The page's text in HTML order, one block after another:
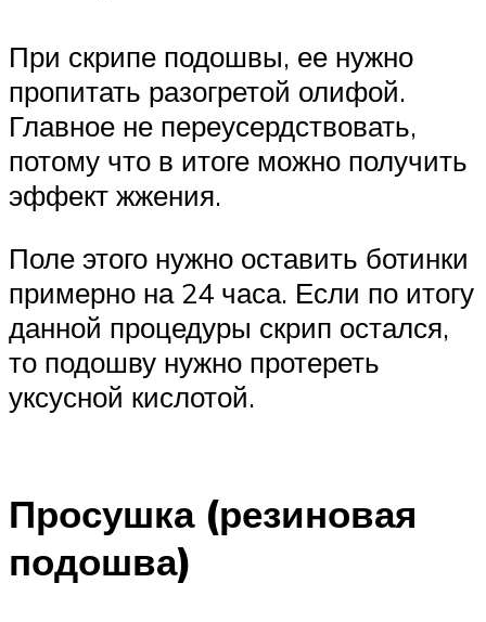
При скрипе подошвы, ее нужно
пропитать разогретой олифой.
Главное не переусердствовать,
потому что в итоге можно получить
эффект жжения.
Поле этого нужно оставить ботинки
примерно на 24 часа. Если по итогу
данной процедуры скрип остался,
то подошву нужно протереть
уксусной кислотой.
Просушка (резиновая
подошва)